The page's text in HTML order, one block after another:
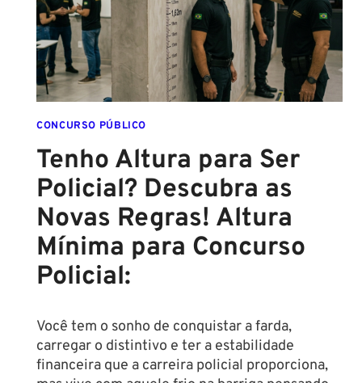
DESTE
ANO!
CONCURSO PÚBLICO
Tenho Altura para Ser
Policial? Descubra as
Novas Regras! Altura
Mínima para Concurso
Policial:
Você tem o sonho de conquistar a farda,
carregar o distintivo e ter a estabilidade
financeira que a carreira policial proporciona,